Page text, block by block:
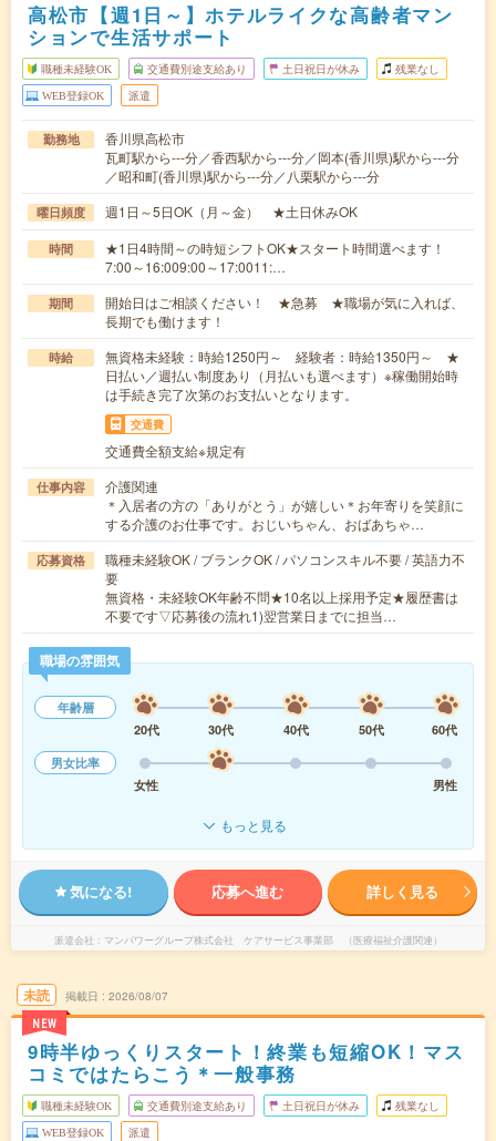
高松市【週1日～】ホテルライクな高齢者マン
ションで生活サポート
職種未経験OK 交通費別途支給あり 土日祝日が休み 残業なし
WEB登録OK 派遣
勤務地
香川県高松市
瓦町駅から---分／香西駅から---分／岡本(香川県)駅から---分
／昭和町(香川県)駅から---分／八栗駅から---分
曜日頻度 週1日～5日OK（月～金） ★土日休みOK
時間
★1日4時間～の時短シフトOK★スタート時間選べます！
7:00～16:009:00～17:0011:…
期間
開始日はご相談ください！ ★急募 ★職場が気に入れば、
長期でも働けます！
時給
無資格未経験：時給1250円～ 経験者：時給1350円～ ★
日払い／週払い制度あり（月払いも選べます）※稼働開始時
は手続き完了次第のお支払いとなります。
交通費
交通費全額支給※規定有
仕事内容
介護関連
＊入居者の方の「ありがとう」が嬉しい＊お年寄りを笑顔に
する介護のお仕事です。おじいちゃん、おばあちゃ…
応募資格
職種未経験OK / ブランクOK / パソコンスキル不要 / 英語力不
要
無資格・未経験OK年齢不問★10名以上採用予定★履歴書は
不要です▽応募後の流れ1)翌営業日までに担当…
職場の雰囲気
年齢層
20代
30代 40代 50代
60代
男女比率
女性
男性
もっと見る
気になる! 応募へ進む 詳しく見る
派遣会社 マンパワーグループ株式会社 ケアサービス事業部 （医療福祉介護関連）
未読
NEW
掲載日 2026/08/07
9時半ゆっくりスタート！終業も短縮OK！マス
コミではたらこう＊一般事務
職種未経験OK 交通費別途支給あり 土日祝日が休み 残業なし
WEB登録OK 派遣